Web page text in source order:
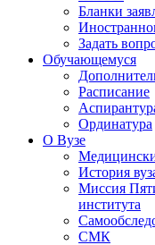
Бланки
Задать
Обучающемуся
Расписание
Ординатура
О Вузе
История
Миссия
института
СМК